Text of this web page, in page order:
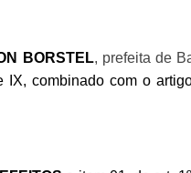
BORSTEL, prefeita de
IX, combinado com o